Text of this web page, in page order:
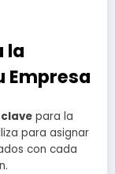
la
Empresa
para la
para asignar
con cada